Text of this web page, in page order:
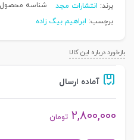
برند: انتشارات مجد شناسه
برچسب: ابراهیم بیگ زاده
بازخورد درباره این کالا
آماده ارسال
۲,۸۰۰,۰۰۰ تومان